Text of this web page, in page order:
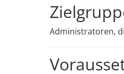
Administratoren,